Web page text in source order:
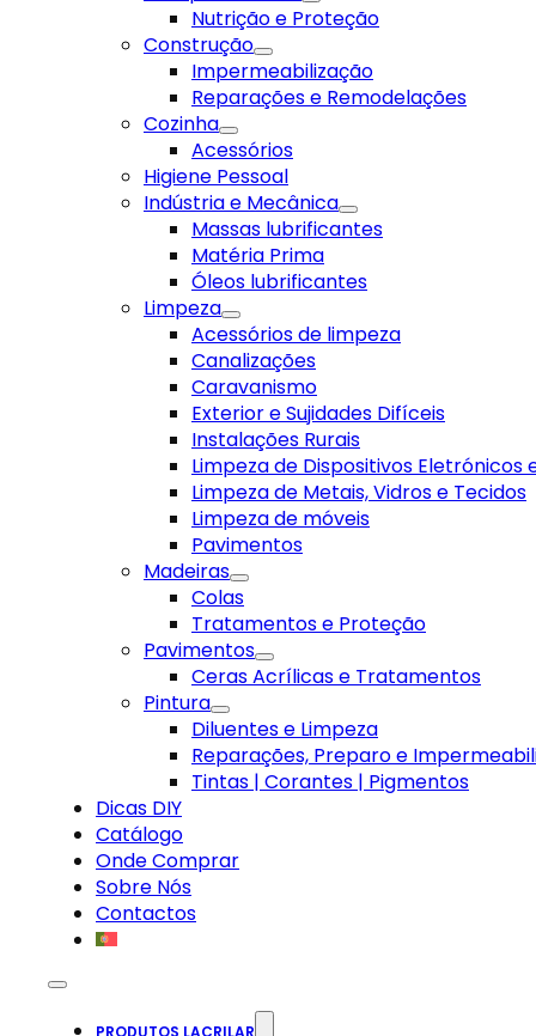
Nutrição e Proteção
Construção
Impermeabilização
Reparações e Remodelações
Cozinha
Acessórios
Higiene Pessoal
Indústria e Mecânica
Massas lubrificantes
Matéria Prima
Óleos lubrificantes
Limpeza
Acessórios de limpeza
Canalizações
Caravanismo
Exterior e Sujidades Difíceis
Instalações Rurais
Limpeza de Dispositivos
Limpeza de Metais, Vidros e Tecidos
Limpeza de móveis
Pavimentos
Madeiras
Colas
Tratamentos e Proteção
Pavimentos
Ceras Acrílicas e Tratamentos
Pintura
Diluentes e Limpeza
Reparações, Preparo e
Tintas | Corantes | Pigmentos
Dicas DIY
Catálogo
Onde Comprar
Sobre Nós
Contactos
PRODUTOS LACRILAR